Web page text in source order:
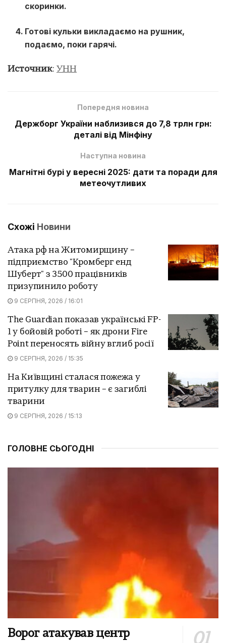
скоринки.
Готові кульки викладаємо на рушник,
подаємо, поки гарячі.
Источник: УНН
Попередня новина
Держборг України наблизився до 7,8 трлн грн:
деталі від Мінфіну
Наступна новина
Магнітні бурі у вересні 2025: дати та поради для
метеочутливих
Схожі Новини
Атака рф на Житомирщину –
підприємство "Кромберг енд
Шуберт" з 3500 працівників
призупинило роботу
9 СЕРПНЯ, 2026 / 16:01
The Guardian показав українські FP-
1 у бойовій роботі – як дрони Fire
Point переносять війну вглиб росії
9 СЕРПНЯ, 2026 / 15:35
На Київщині сталася пожежа у
притулку для тварин – є загиблі
тварини
9 СЕРПНЯ, 2026 / 15:13
ГОЛОВНЕ СЬОГОДНІ
Ворог атакував центр